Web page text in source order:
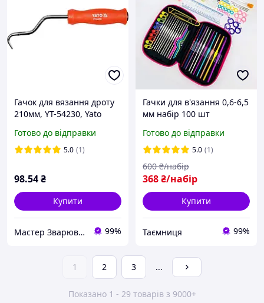
Гачок для вязання дроту
210мм, YT-54230, Yato
Готово до відправки
5.0 (1)
98.54₴
Купити
Мастер Зварювання 99%
Гачки для в'язання 0,6-6,5
мм набір 100 шт
Готово до відправки
5.0 (1)
368₴/набір
600 ₴/набір
Купити
Таємниця 99%
1 2 3 ...
Показано 1 - 29 товарів з 9000+